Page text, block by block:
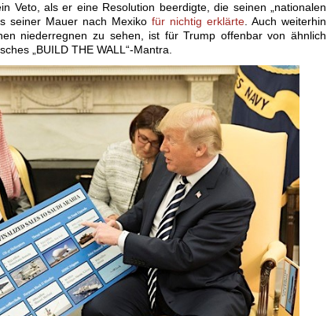
Veto, als er eine Resolution beerdigte, die seinen „nationalen
seiner Mauer nach Mexiko für nichtig erklärte . Auch weiterhin
niederregnen zu sehen, ist für Trump offenbar von ähnlich
„BUILD THE WALL“-Mantra.